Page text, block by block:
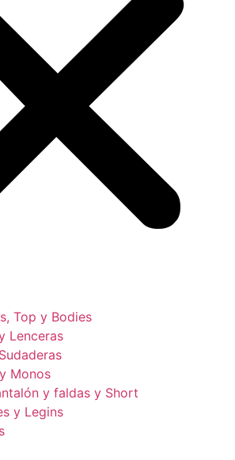
Top y Bodies
Lenceras
Monos
y faldas y Short
y Legins